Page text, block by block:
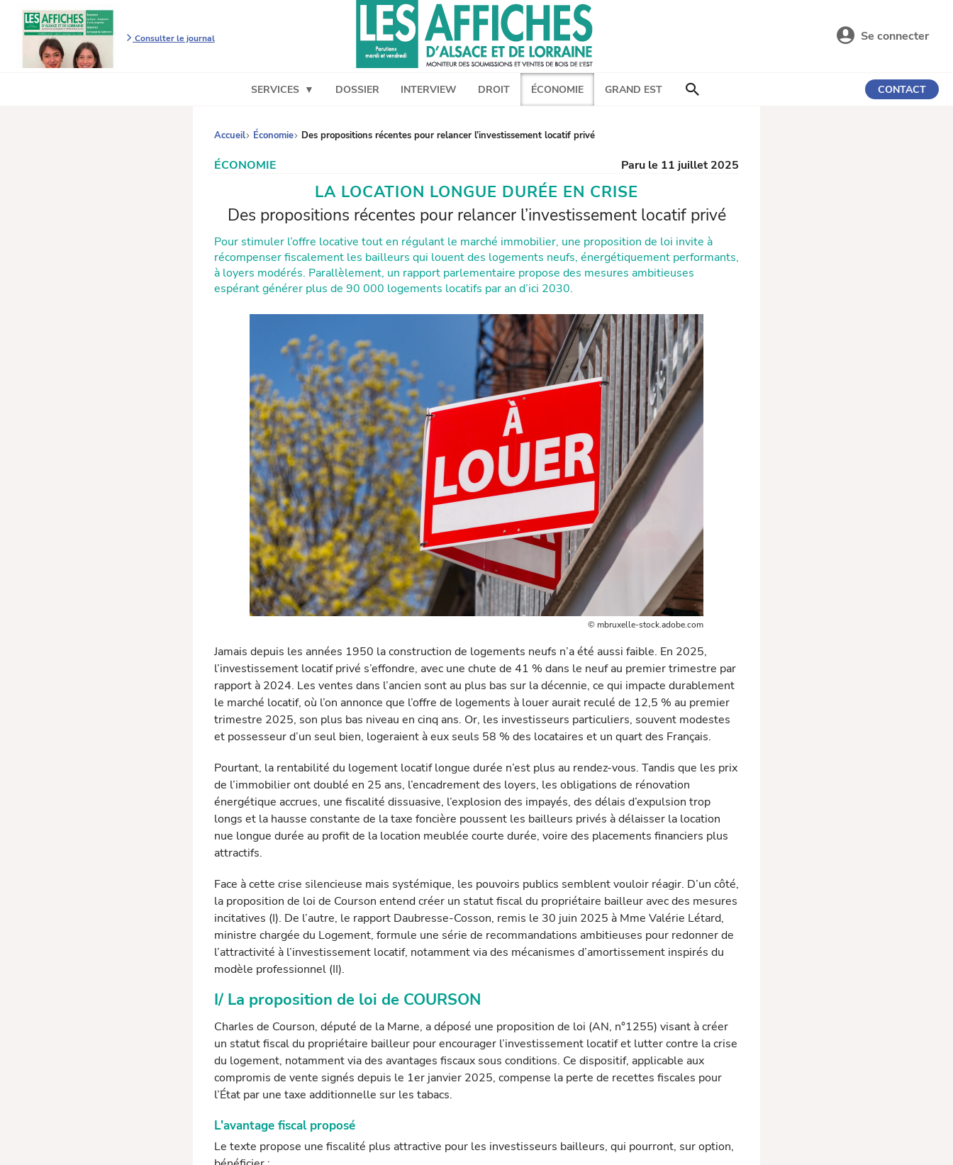
Consulter le journal
AFDAL - Les affiches d'Alsace et de Lorraine
Se connecter
SERVICES DOSSIER INTERVIEW DROIT ÉCONOMIE GRAND EST CONTACT
Accueil Économie Des propositions récentes pour relancer l’investissement locatif privé
ÉCONOMIE Paru le 11 juillet 2025
LA LOCATION LONGUE DURÉE EN CRISE
Des propositions récentes pour relancer l’investissement locatif privé
Pour stimuler l’offre locative tout en régulant le marché immobilier, une proposition de loi invite à
récompenser fiscalement les bailleurs qui louent des logements neufs, énergétiquement performants,
à loyers modérés. Parallèlement, un rapport parlementaire propose des mesures ambitieuses
espérant générer plus de 90 000 logements locatifs par an d’ici 2030.
© mbruxelle-stock.adobe.com
Jamais depuis les années 1950 la construction de logements neufs n’a été aussi faible. En 2025,
l’investissement locatif privé s’effondre, avec une chute de 41 % dans le neuf au premier trimestre par
rapport à 2024. Les ventes dans l’ancien sont au plus bas sur la décennie, ce qui impacte durablement
le marché locatif, où l’on annonce que l’offre de logements à louer aurait reculé de 12,5 % au premier
trimestre 2025, son plus bas niveau en cinq ans. Or, les investisseurs particuliers, souvent modestes
et possesseur d’un seul bien, logeraient à eux seuls 58 % des locataires et un quart des Français.
Pourtant, la rentabilité du logement locatif longue durée n’est plus au rendez-vous. Tandis que les prix
de l’immobilier ont doublé en 25 ans, l’encadrement des loyers, les obligations de rénovation
énergétique accrues, une fiscalité dissuasive, l’explosion des impayés, des délais d’expulsion trop
longs et la hausse constante de la taxe foncière poussent les bailleurs privés à délaisser la location
nue longue durée au profit de la location meublée courte durée, voire des placements financiers plus
attractifs.
Face à cette crise silencieuse mais systémique, les pouvoirs publics semblent vouloir réagir. D’un côté,
la proposition de loi de Courson entend créer un statut fiscal du propriétaire bailleur avec des mesures
incitatives (I). De l’autre, le rapport Daubresse-Cosson, remis le 30 juin 2025 à Mme Valérie Létard,
ministre chargée du Logement, formule une série de recommandations ambitieuses pour redonner de
l’at­tractivité à l’investissement locatif, notamment via des mécanismes d’amortissement inspirés du
modèle professionnel (II).
I/ La proposition de loi de COURSON
Charles de Courson, député de la Marne, a déposé une proposition de loi (AN, n°1255) visant à créer
un statut fiscal du propriétaire bail­leur pour encourager l’investissement locatif et lutter contre la crise
du logement, notamment via des avantages fiscaux sous conditions. Ce dispositif, applicable aux
compromis de vente signés depuis le 1er janvier 2025, compense la perte de recettes fiscales pour
l’État par une taxe additionnelle sur les tabacs.
L’avantage fiscal proposé
Le texte propose une fiscalité plus attractive pour les investisseurs bailleurs, qui pourront, sur option,